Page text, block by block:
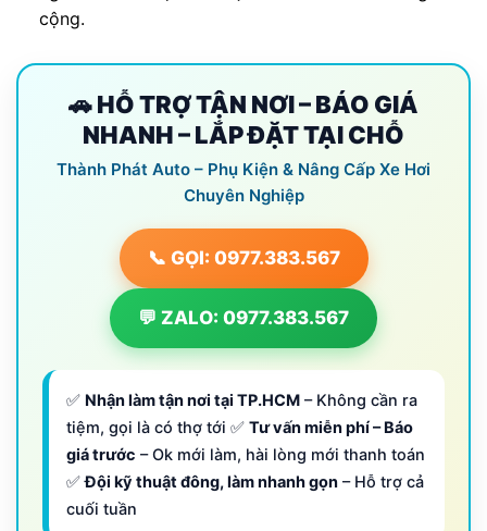
cộng.
🚗 HỖ TRỢ TẬN NƠI – BÁO GIÁ
NHANH – LẮP ĐẶT TẠI CHỖ
Thành Phát Auto – Phụ Kiện & Nâng Cấp Xe Hơi
Chuyên Nghiệp
📞 GỌI: 0977.383.567
💬 ZALO: 0977.383.567
✅ Nhận làm tận nơi tại TP.HCM – Không cần ra
tiệm, gọi là có thợ tới ✅ Tư vấn miễn phí – Báo
giá trước – Ok mới làm, hài lòng mới thanh toán
✅Đội kỹ thuật đông, làm nhanh gọn – Hỗ trợ cả
cuối tuần